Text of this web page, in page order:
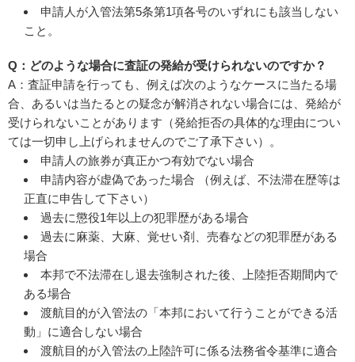
申請人が入管法第5条第1項各号のいずれにも該当しない
こと。
Q：どのような場合に査証の発給が受けられないのですか？
A：査証申請を行っても、例えば次のようなケースに当たる場
合、あるいは当たるとの疑念が解消されない場合には、発給が
受けられないことがあります（発給拒否の具体的な理由につい
ては一切申し上げられませんのでご了承下さい）。
申請人の旅券が真正かつ有効でない場合
申請内容が虚偽であった場合 （例えば、不法滞在歴等は
正直に申告して下さい）
過去に懲役1年以上の犯罪歴がある場合
過去に麻薬、大麻、覚せい剤、売春などの犯罪歴がある
場合
本邦で不法滞在し退去強制された後、上陸拒否期間内で
ある場合
渡航目的が入管法の「本邦において行うことができる活
動」に適合しない場合
渡航目的が入管法の上陸許可に係る法務省令基準に適合